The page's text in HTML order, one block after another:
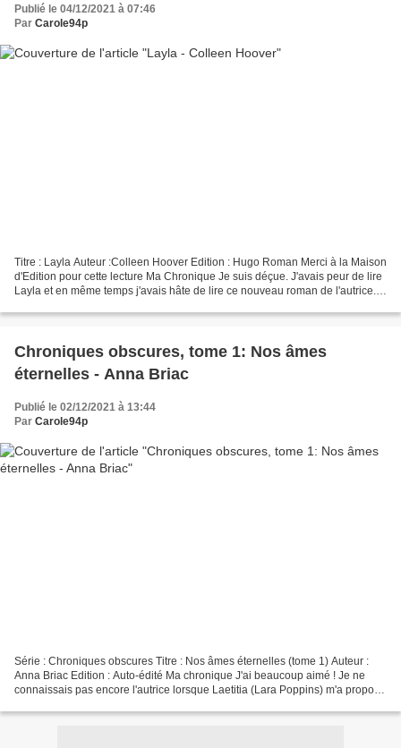
Publié le 04/12/2021 à 07:46
Par Carole94p
Titre : Layla Auteur :Colleen Hoover Edition : Hugo Roman Merci à la Maison
d'Edition pour cette lecture Ma Chronique Je suis déçue. J'avais peur de lire
Layla et en même temps j'avais hâte de lire ce nouveau roman de l'autrice. Il
Chroniques obscures, tome 1: Nos âmes
éternelles - Anna Briac
Publié le 02/12/2021 à 13:44
Par Carole94p
Série : Chroniques obscures Titre : Nos âmes éternelles (tome 1) Auteur :
Anna Briac Edition : Auto-édité Ma chronique J'ai beaucoup aimé ! Je ne
connaissais pas encore l'autrice lorsque Laetitia (Lara Poppins) m'a proposé